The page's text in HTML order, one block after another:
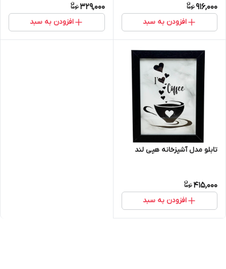
916,000
افزودن به سبد
329,000
افزودن به سبد
تابلو مدل آشپزخانه هپی لند
415,000
افزودن به سبد